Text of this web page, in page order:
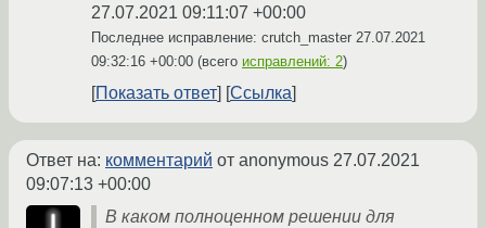
27.07.2021 09:11:07 +00:00
Последнее исправление: crutch_master 27.07.2021
09:32:16 +00:00 (всего исправлений: 2)
Показать ответ Ссылка
Ответ на: комментарий от anonymous 27.07.2021
09:07:13 +00:00
В каком полноценном решении для